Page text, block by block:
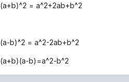
(a+b)^2 = a^2+2ab+b^2
(a-b)^2 = a^2-2ab+b^2
(a+b)(a-b)=a^2-b^2